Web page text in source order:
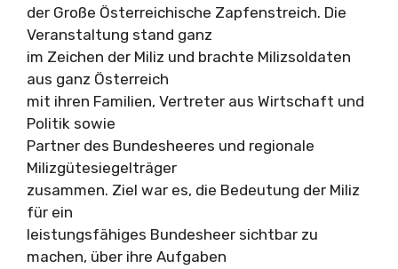
der Große Österreichische Zapfenstreich. Die
Veranstaltung stand ganz
im Zeichen der Miliz und brachte Milizsoldaten
aus ganz Österreich
mit ihren Familien, Vertreter aus Wirtschaft und
Politik sowie
Partner des Bundesheeres und regionale
Milizgütesiegelträger
zusammen. Ziel war es, die Bedeutung der Miliz
für ein
leistungsfähiges Bundesheer sichtbar zu
machen, über ihre Aufgaben